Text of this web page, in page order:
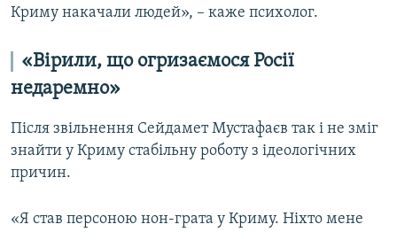
Криму накачали людей», – каже психолог.
«Вірили, що огризаємося Росії
недаремно»
Після звільнення Сейдамет Мустафаєв так і не зміг
знайти у Криму стабільну роботу з ідеологічних
причин.
«Я став персоною нон-грата у Криму. Ніхто мене